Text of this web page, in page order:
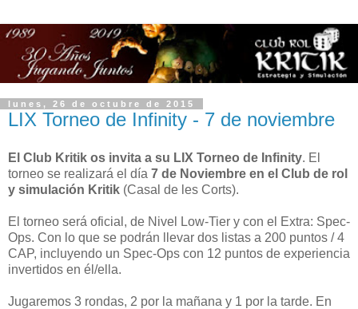
lunes, 26 de octubre de 2015
LIX Torneo de Infinity - 7 de noviembre
El Club Kritik os invita a su LIX Torneo de Infinity. El
torneo se realizará el día 7 de Noviembre en el Club de rol
y simulación Kritik (Casal de les Corts).
El torneo será oficial, de Nivel Low-Tier y con el Extra: Spec-
Ops. Con lo que se podrán llevar dos listas a 200 puntos / 4
CAP, incluyendo un Spec-Ops con 12 puntos de experiencia
invertidos en él/ella.
Jugaremos 3 rondas, 2 por la mañana y 1 por la tarde. En